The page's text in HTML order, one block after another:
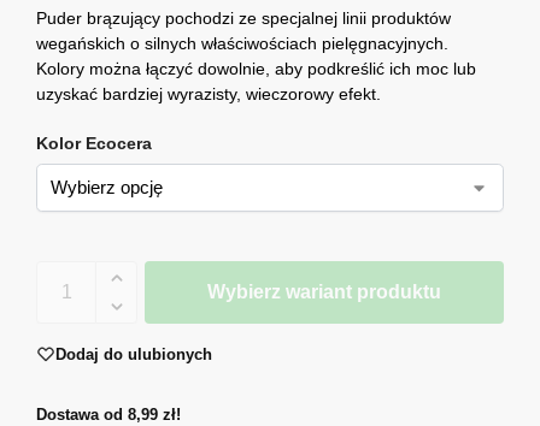
Puder brązujący pochodzi ze specjalnej linii produktów
wegańskich o silnych właściwościach pielęgnacyjnych.
Kolory można łączyć dowolnie, aby podkreślić ich moc lub
uzyskać bardziej wyrazisty, wieczorowy efekt.
Kolor Ecocera
Wybierz wariant produktu
Dodaj do ulubionych
Dostawa od 8,99 zł!